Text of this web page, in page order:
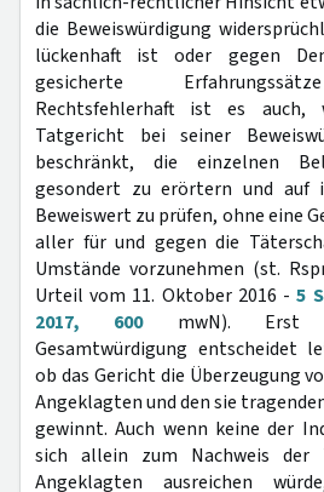
die Beweiswürdigung
lückenhaft ist oder gegen
gesicherte
Rechtsfehlerhaft ist es auch,
Tatgericht bei seiner
beschränkt, die einzelnen
gesondert zu erörtern und auf
Beweiswert zu prüfen, ohne eine
aller für und gegen die
Umstände vorzunehmen (st.
Urteil vom 11. Oktober 2016 -5
2017, 600mwN). Erst
Gesamtwürdigung entscheidet
ob das Gericht die Überzeugung
Angeklagten und den sie
gewinnt. Auch wenn keine der
sich allein zum Nachweis der
Angeklagten ausreichen